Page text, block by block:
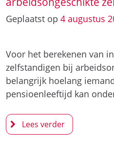
Geplaatst op 4 augustus
Voor het berekenen van
zelfstandigen bij
belangrijk hoelang
pensioenleeftijd kan